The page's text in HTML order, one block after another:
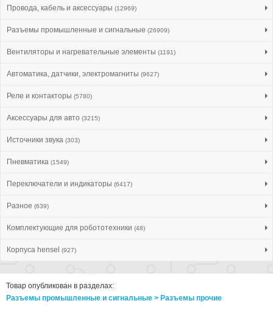
Провода, кабель и аксессуары (12969)
Разъемы промышленные и сигнальные (26909)
Вентиляторы и нагревательные элементы (1191)
Автоматика, датчики, электромагниты (9627)
Реле и контакторы (5780)
Аксессуары для авто (3215)
Источники звука (303)
Пневматика (1549)
Переключатели и индикаторы (6417)
Разное (639)
Комплектующие для робототехники (48)
Корпуса hensel (927)
Товар опубликован в разделах:
Разъемы промышленные и сигнальные > Разъeмы прочие